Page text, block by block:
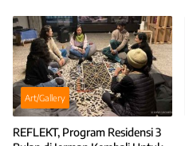
Art/Gallery
REFLEKT, Program Residensi 3